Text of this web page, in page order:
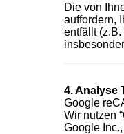
Die von
auffordern,
entfällt
4. Analyse
Google
Wir nutzen
Google